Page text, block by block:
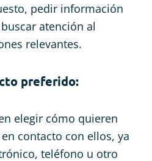
pedir información
atención al
relevantes.
preferido:
elegir cómo quieren
contacto con ellos, ya
teléfono u otro